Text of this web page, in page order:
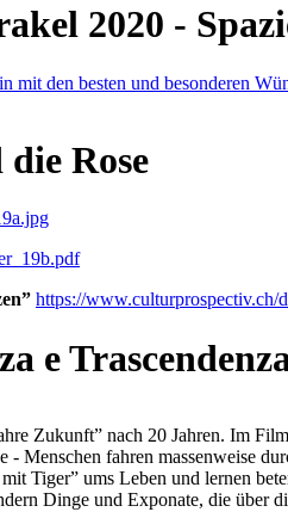
2020 -
mit den besten und besonderen
Rose
https://www.culturprospectiv.ch/
e
Zukunft” nach 20 Jahren. Im
- Menschen fahren massenweise
Tiger” ums Leben und lernen
Dinge und Exponate, die über